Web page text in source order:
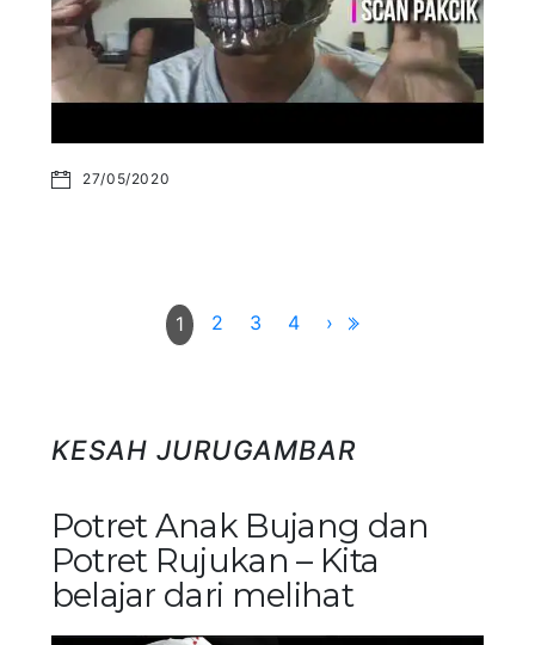
27/05/2020
1 2 3 4 ›
KESAH JURUGAMBAR
Potret Anak Bujang dan
Potret Rujukan – Kita
belajar dari melihat